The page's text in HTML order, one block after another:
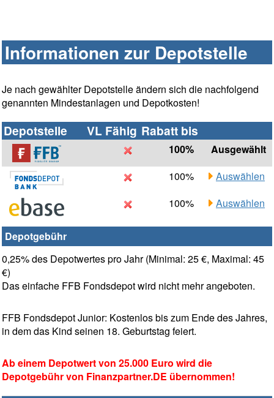
Informationen zur Depotstelle
Je nach gewählter Depotstelle ändern sich die nachfolgend
genannten Mindestanlagen und Depotkosten!
Depotstelle VL Fähig Rabatt bis
100%
Ausgewählt
100%
Auswählen
100%
Auswählen
Depotgebühr
0,25% des Depotwertes pro Jahr (Minimal: 25 €, Maximal: 45
€)
Das einfache FFB Fondsdepot wird nicht mehr angeboten.
FFB Fondsdepot Junior: Kostenlos bis zum Ende des Jahres,
in dem das Kind seinen 18. Geburtstag feiert.
Ab einem Depotwert von 25.000 Euro wird die
Depotgebühr von Finanzpartner.DE übernommen!